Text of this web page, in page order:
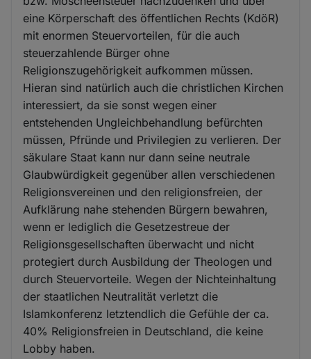
eine Körperschaft des öffentlichen Rechts (KdöR)
mit enormen Steuervorteilen, für die auch
steuerzahlende Bürger ohne
Religionszugehörigkeit aufkommen müssen.
Hieran sind natürlich auch die christlichen Kirchen
interessiert, da sie sonst wegen einer
entstehenden Ungleichbehandlung befürchten
müssen, Pfründe und Privilegien zu verlieren. Der
säkulare Staat kann nur dann seine neutrale
Glaubwürdigkeit gegenüber allen verschiedenen
Religionsvereinen und den religionsfreien, der
Aufklärung nahe stehenden Bürgern bewahren,
wenn er lediglich die Gesetzestreue der
Religionsgesellschaften überwacht und nicht
protegiert durch Ausbildung der Theologen und
durch Steuervorteile. Wegen der Nichteinhaltung
der staatlichen Neutralität verletzt die
Islamkonferenz letztendlich die Gefühle der ca.
40% Religionsfreien in Deutschland, die keine
Lobby haben.